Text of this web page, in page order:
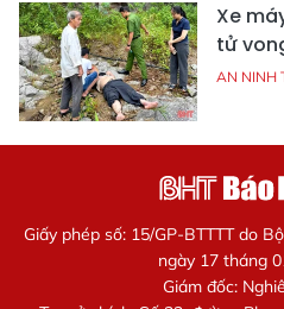
Xe
tử
AN NINH
Giấy phép số: 15/GP-BTTTT do
ngày 17 tháng
Giám đốc: